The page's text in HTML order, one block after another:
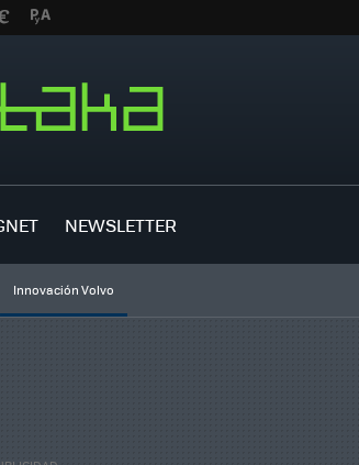
NEWSLETTER
Innovación Volvo